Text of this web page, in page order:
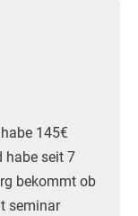
145€
habe seit 7
bekommt ob
seminar